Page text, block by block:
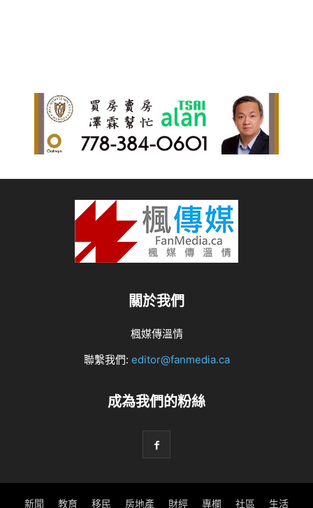
關於我們
楓媒傳溫情
聯繫我們: editor@fanmedia.ca
成為我們的粉絲
新聞 教育 移民 房地產 財經 專欄 社區 生活